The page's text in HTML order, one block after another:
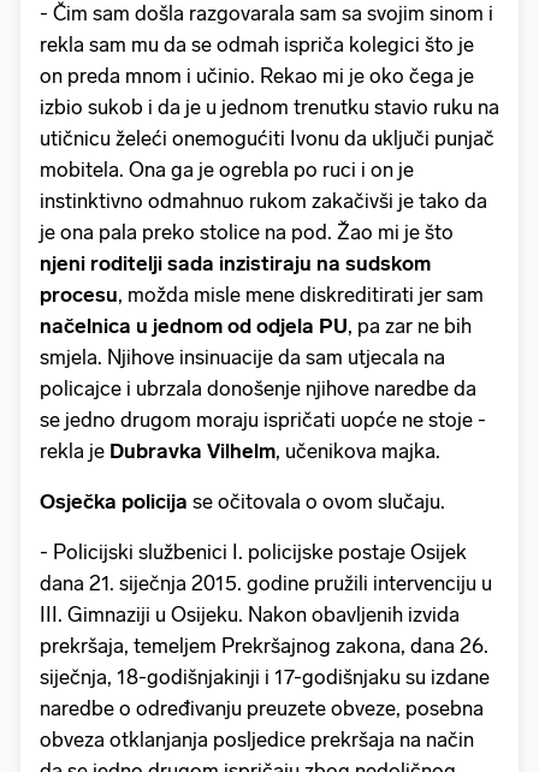
- Čim sam došla razgovarala sam sa svojim sinom i
rekla sam mu da se odmah ispriča kolegici što je
on preda mnom i učinio. Rekao mi je oko čega je
izbio sukob i da je u jednom trenutku stavio ruku na
utičnicu želeći onemogućiti Ivonu da uključi punjač
mobitela. Ona ga je ogrebla po ruci i on je
instinktivno odmahnuo rukom zakačivši je tako da
je ona pala preko stolice na pod. Žao mi je što
njeni roditelji sada inzistiraju na sudskom
procesu, možda misle mene diskreditirati jer sam
načelnica u jednom od odjela PU, pa zar ne bih
smjela. Njihove insinuacije da sam utjecala na
policajce i ubrzala donošenje njihove naredbe da
se jedno drugom moraju ispričati uopće ne stoje -
rekla je Dubravka Vilhelm, učenikova majka.
Osječka policija se očitovala o ovom slučaju.
- Policijski službenici I. policijske postaje Osijek
dana 21. siječnja 2015. godine pružili intervenciju u
III. Gimnaziji u Osijeku. Nakon obavljenih izvida
prekršaja, temeljem Prekršajnog zakona, dana 26.
siječnja, 18-godišnjakinji i 17-godišnjaku su izdane
naredbe o određivanju preuzete obveze, posebna
obveza otklanjanja posljedice prekršaja na način